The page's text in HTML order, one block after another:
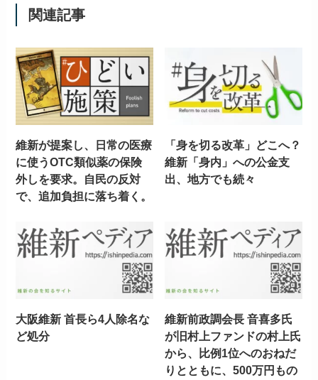
関連記事
維新が提案し、日常の医療
に使うOTC類似薬の保険
外しを要求。自民の反対
で、追加負担に落ち着く。
「身を切る改革」どこへ？
維新「身内」への公金支
出、地方でも続々
大阪維新 首長ら4人除名な
ど処分
維新前政調会長 音喜多氏
が旧村上ファンドの村上氏
から、比例1位へのおねだ
りとともに、500万円もの